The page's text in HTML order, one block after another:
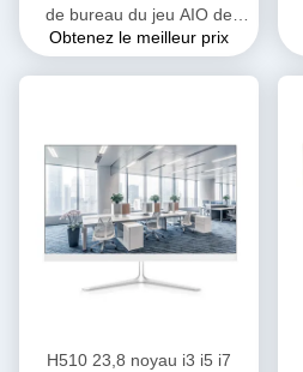
de bureau du jeu AIO de
l'affichage à cristaux liquides
Obtenez le meilleur prix
H510 23,8 noyau i3 i5 i7